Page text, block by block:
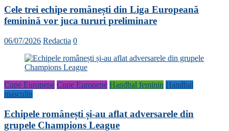
Cele trei echipe românești din Liga Europeană
feminină vor juca tururi preliminare
06/07/2026 Redactia 0
Cupe Europene Cupe Europene Handbal feminin Handbal
masculin
Echipele românești și-au aflat adversarele din
grupele Champions League